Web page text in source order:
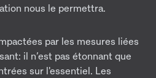
nous le permettra.
par les mesures liées
il n’est pas étonnant que
sur l'essentiel. Les